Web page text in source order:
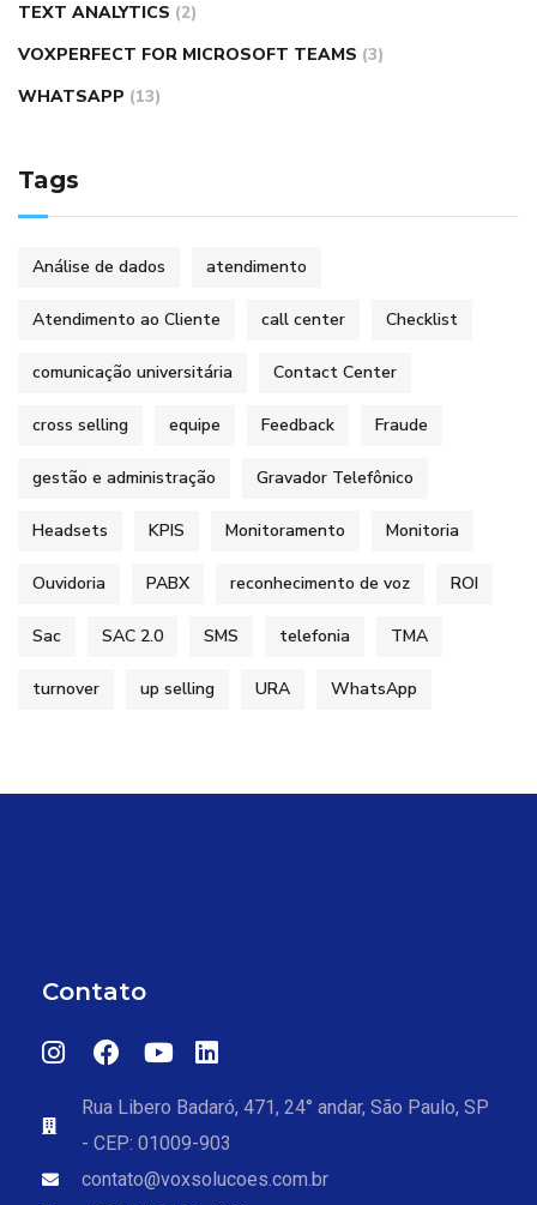
TEXT ANALYTICS (2)
VOXPERFECT FOR MICROSOFT TEAMS (3)
WHATSAPP (13)
Tags
Análise de dados atendimento
Atendimento ao Cliente call center Checklist
comunicação universitária Contact Center
cross selling equipe Feedback Fraude
gestão e administração Gravador Telefônico
Headsets KPIS Monitoramento Monitoria
Ouvidoria PABX reconhecimento de voz ROI
Sac SAC 2.0 SMS telefonia TMA
turnover up selling URA WhatsApp
Contato
Rua Libero Badaró, 471, 24° andar, São Paulo, SP
- CEP: 01009-903
contato@voxsolucoes.com.br